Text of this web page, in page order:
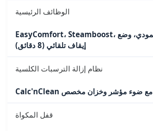
الوظائف الرئيسية
EasyComfort، Steamboost، الكي العمودي، وضع Eco،
إيقاف تلقائي (8 دقائق)
نظام إزالة الترسبات الكلسية
Calc'nClean مع ضوء مؤشر وخزان مخصص
قفل المكواة